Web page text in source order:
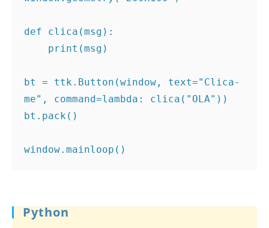
def clica(msg):
bt = ttk.Button(window, text="Clica-
me", command=lambda: clica("OLA"))
bt.pack()
window.mainloop()
Python